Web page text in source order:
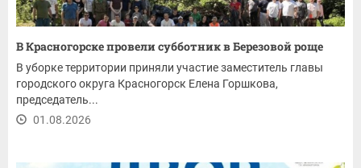
В Красногорске провели субботник в Березовой роще
В уборке территории приняли участие заместитель главы
городского округа Красногорск Елена Горшкова,
председатель...
01.08.2026